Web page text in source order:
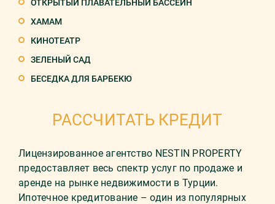
ОТКРЫТЫЙ ПЛАВАТЕЛЬНЫЙ БАССЕЙН
ХАМАМ
КИНОТЕАТР
ЗЕЛЕНЫЙ САД
БЕСЕДКА ДЛЯ БАРБЕКЮ
РАССЧИТАТЬ КРЕДИТ
Лицензированное агентство NESTIN PROPERTY
предоставляет весь спектр услуг по продаже и
аренде на рынке недвижимости в Турции.
Ипотечное кредитование – один из популярных